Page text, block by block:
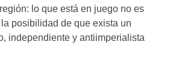
lo que está en juego no es
posibilidad de que exista un
independiente y antiimperialista